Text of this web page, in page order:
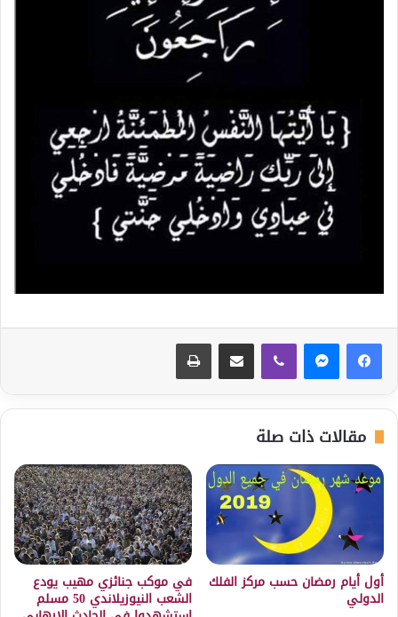
مقالات ذات صلة
أول أيام رمضان حسب مركز الفلك
الدولي
في موكب جنائزي مهيب يودع
الشعب النيوزيلاندي 50 مسلم